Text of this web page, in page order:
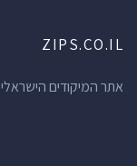
ZIPS.CO.IL
אתר המיקודים הישראלי